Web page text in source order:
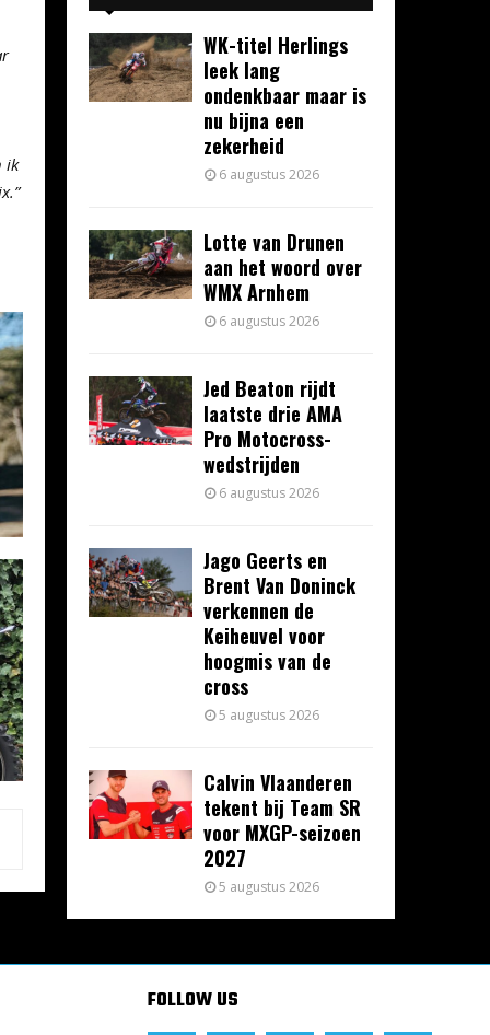
ik
WK-titel Herlings
leek lang
ondenkbaar maar is
nu bijna een
zekerheid
6 augustus 2026
Lotte van Drunen
aan het woord over
WMX Arnhem
6 augustus 2026
Jed Beaton rijdt
laatste drie AMA
Pro Motocross-
wedstrijden
6 augustus 2026
Jago Geerts en
Brent Van Doninck
verkennen de
Keiheuvel voor
hoogmis van de
cross
5 augustus 2026
Calvin Vlaanderen
tekent bij Team SR
voor MXGP-seizoen
2027
5 augustus 2026
FOLLOW US